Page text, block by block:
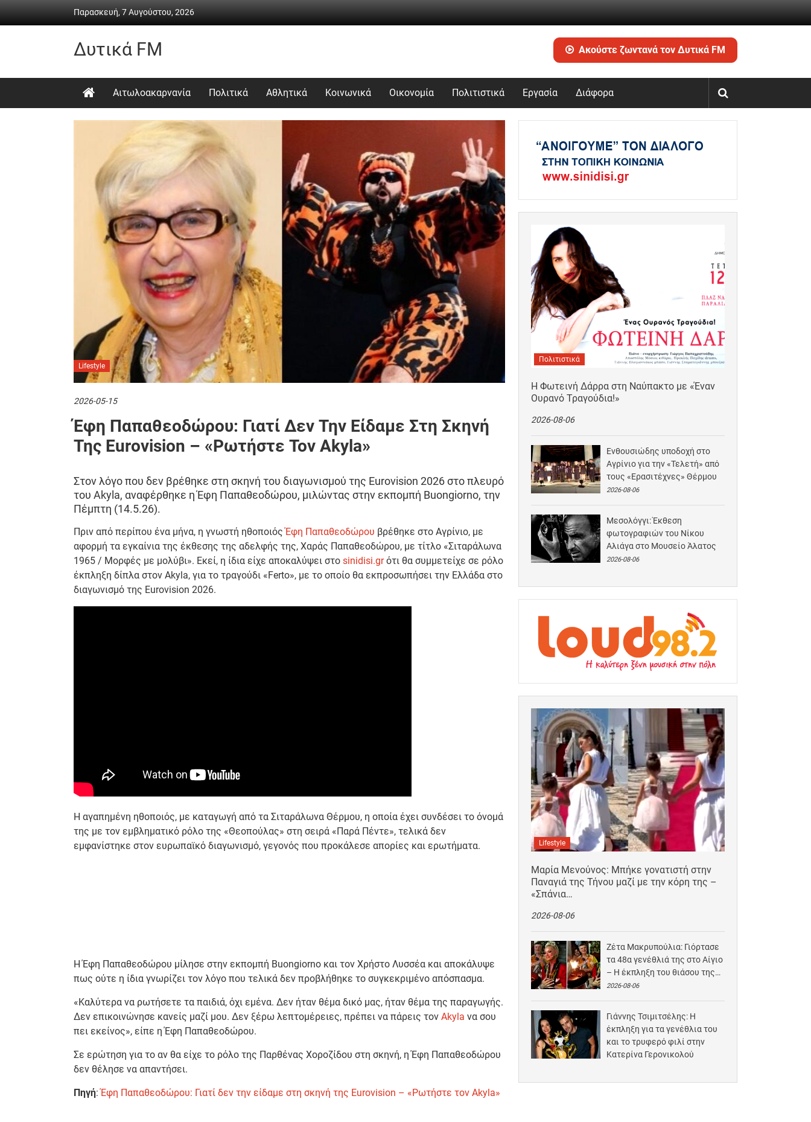
Παρασκευή, 7 Αυγούστου, 2026
Δυτικά FM
Καθημερινή
ψυχαγωγία
Ακούστε ζωντανά τον Δυτικά FM
Αιτωλοακαρνανία Πολιτικά Αθλητικά Κοινωνικά Οικονομία Πολιτιστικά Εργασία Διάφορα
Lifestyle
2026-05-15
Έφη Παπαθεοδώρου: Γιατί Δεν Την Είδαμε Στη Σκηνή
Της Eurovision – «Ρωτήστε Τον Akyla»
Στον λόγο που δεν βρέθηκε στη σκηνή του διαγωνισμού της Eurovision 2026 στο πλευρό
του Akyla, αναφέρθηκε η Έφη Παπαθεοδώρου, μιλώντας στην εκπομπή Buongiorno, την
Πέμπτη (14.5.26).
Πριν από περίπου ένα μήνα, η γνωστή ηθοποιόςΈφη Παπαθεοδώρου βρέθηκε στο Αγρίνιο, με
αφορμή τα εγκαίνια της έκθεσης της αδελφής της, Χαράς Παπαθεοδώρου, με τίτλο «Σιταράλωνα
1965 / Μορφές με μολύβι». Εκεί, η ίδια είχε αποκαλύψει στο sinidisi.grότι θα συμμετείχε σε ρόλο
έκπληξη δίπλα στον Akyla, για το τραγούδι «Ferto», με το οποίο θα εκπροσωπήσει την Ελλάδα στo
διαγωνισμό της Eurovision 2026.
Η αγαπημένη ηθοποιός, με καταγωγή από τα Σιταράλωνα Θέρμου, η οποία έχει συνδέσει το όνομά
της με τον εμβληματικό ρόλο της «Θεοπούλας» στη σειρά «Παρά Πέντε», τελικά δεν
εμφανίστηκε στον ευρωπαϊκό διαγωνισμό, γεγονός που προκάλεσε απορίες και ερωτήματα.
Η Έφη Παπαθεοδώρου μίλησε στην εκπομπή Buongiorno και τον Χρήστο Λυσσέα και αποκάλυψε
πως ούτε η ίδια γνωρίζει τον λόγο που τελικά δεν προβλήθηκε το συγκεκριμένο απόσπασμα.
«Καλύτερα να ρωτήσετε τα παιδιά, όχι εμένα. Δεν ήταν θέμα δικό μας, ήταν θέμα της παραγωγής.
Δεν επικοινώνησε κανείς μαζί μου. Δεν ξέρω λεπτομέρειες, πρέπει να πάρεις τον Akyla να σου
πει εκείνος», είπε η Έφη Παπαθεοδώρου.
Σε ερώτηση για το αν θα είχε το ρόλο της Παρθένας Χοροζίδου στη σκηνή, η Έφη Παπαθεοδώρου
δεν θέλησε να απαντήσει.
Πηγή:Έφη Παπαθεοδώρου: Γιατί δεν την είδαμε στη σκηνή της Eurovision – «Ρωτήστε τον Akyla»
Πολιτιστικά
Η Φωτεινή Δάρρα στη Ναύπακτο με «Έναν
Ουρανό Τραγούδια!»
2026-08-06
Ενθουσιώδης υποδοχή στο
Αγρίνιο για την «Τελετή» από
τους «Ερασιτέχνες» Θέρμου
2026-08-06
Μεσολόγγι: Έκθεση
φωτογραφιών του Νίκου
Αλιάγα στο Μουσείο Άλατος
2026-08-06
Lifestyle
Μαρία Μενούνος: Μπήκε γονατιστή στην
Παναγιά της Τήνου μαζί με την κόρη της –
«Σπάνια…
2026-08-06
Ζέτα Μακρυπούλια: Γιόρτασε
τα 48α γενέθλιά της στο Αίγιο
– Η έκπληξη του θιάσου της…
2026-08-06
Γιάννης Τσιμιτσέλης: Η
έκπληξη για τα γενέθλια του
και το τρυφερό φιλί στην
Κατερίνα Γερονικολού